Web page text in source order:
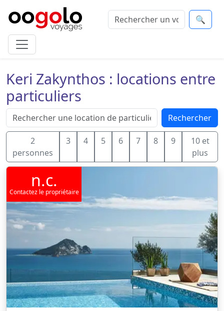
🔍
Keri Zakynthos : locations entre
particuliers
Rechercher
2
personnes
3 4 5 6 7 8 9
10 et
plus
n.c.
Contactez le propriétaire